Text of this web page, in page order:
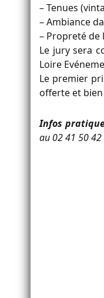
– Tenues
– Ambiance
– Propreté de
Le jury sera
Loire
Le premier
offerte et bien
Infos
au 02 41 50 42